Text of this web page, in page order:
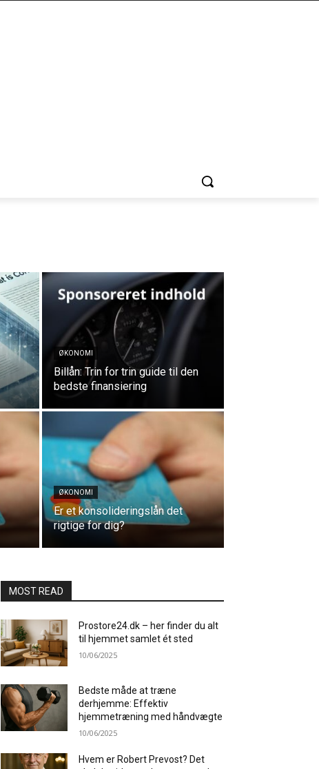
ØKONOMI
Billån: Trin for trin guide til den
bedste finansiering
ØKONOMI
Er et konsolideringslån det
rigtige for dig?
MOST READ
Prostore24.dk – her finder du alt
til hjemmet samlet ét sted
10/06/2025
Bedste måde at træne
derhjemme: Effektiv
hjemmetræning med håndvægte
10/06/2025
Hvem er Robert Prevost? Det